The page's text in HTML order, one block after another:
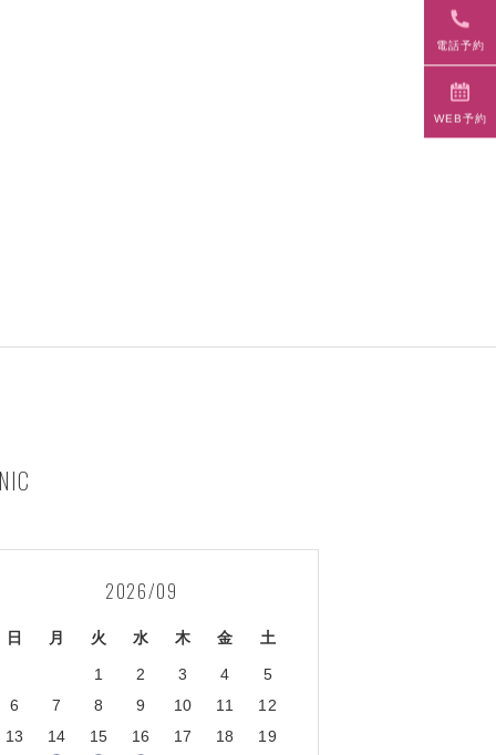
電話予約
WEB予約
2026/09
日 月 火 水 木 金 土
1 2 3 4
5
6
7 8 9 10 11
12
13
14 15 16 17 18
19